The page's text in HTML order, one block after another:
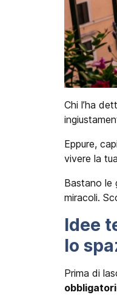
Chi l’ha
Eppure,
vivere la
Bastano le
miracoli.
Idee
lo
Prima di